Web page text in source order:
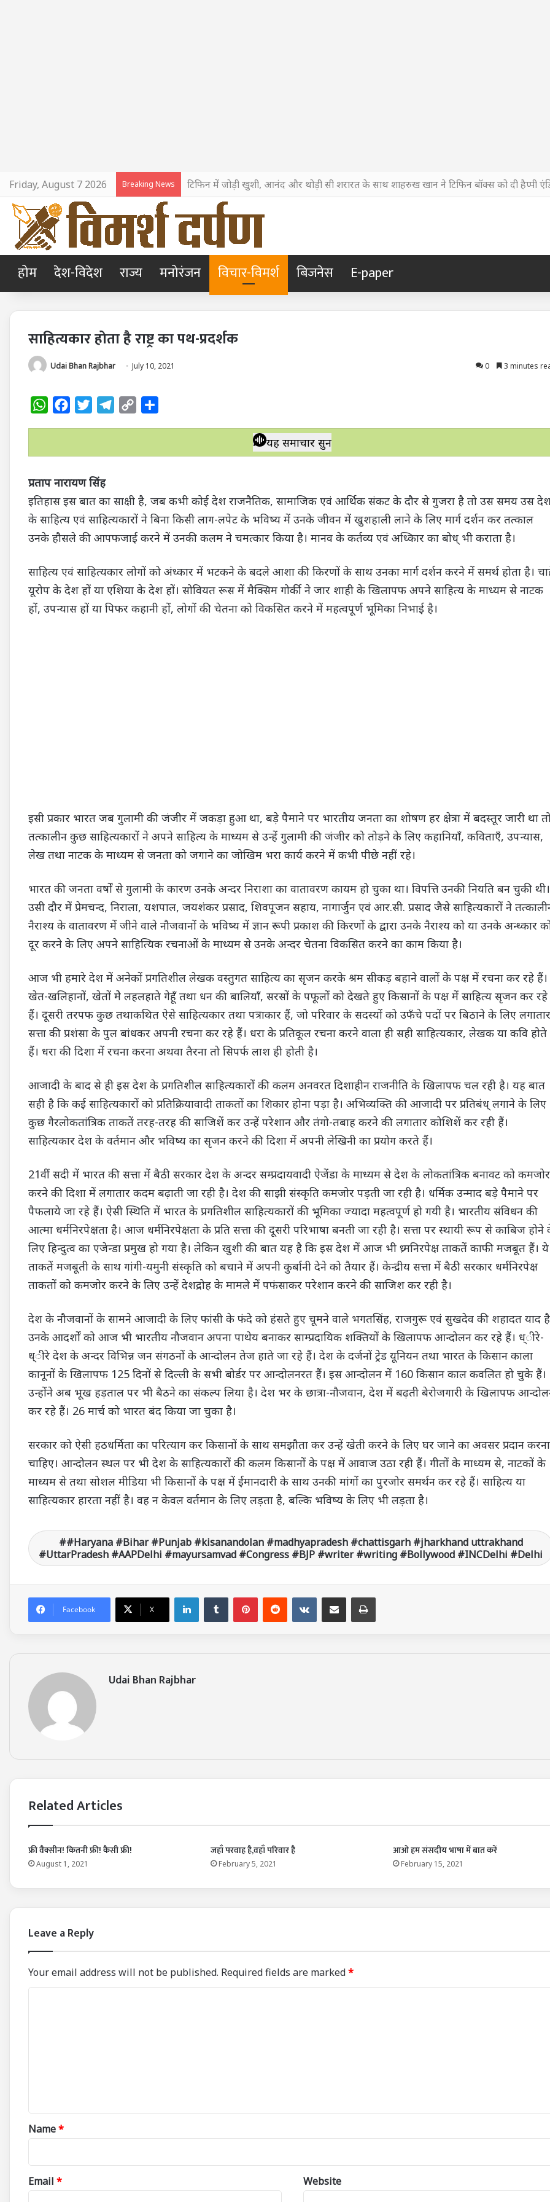
Friday, August 7 2026 Breaking News टिफिन में जोड़ी खुशी, आनंद और थोड़ी सी शरारत के साथ शाहरुख खान ने टिफिन बॉक्स को दी हैप्पी
होम देश-विदेश राज्य मनोरंजन विचार-विमर्श बिजनेस E-paper
साहित्यकार होता है राष्ट्र का पथ-प्रदर्शक
Udai Bhan Rajbhar July 10, 2021 0 3 minutes
W
t
A
p
p
e
o
o
k
t
t
e
r
e
a
m
y
n
k
r
यह समाचार सुनें
प्रताप नारायण सिंह
इतिहास इस बात का साक्षी है, जब कभी कोई देश राजनैतिक, सामाजिक एवं आर्थिक संकट के दौर से गुजरा है तो उस समय उस
के साहित्य एवं साहित्यकारों ने बिना किसी लाग-लपेट के भविष्य में उनके जीवन में खुशहाली लाने के लिए मार्ग दर्शन कर तत्काल
उनके हौसले की आपफजाई करने में उनकी कलम ने चमत्कार किया है। मानव के कर्तव्य एवं अध्किार का बोध् भी कराता है।
साहित्य एवं साहित्यकार लोगों को अंध्कार में भटकने के बदले आशा की किरणों के साथ उनका मार्ग दर्शन करने में समर्थ होता है।
यूरोप के देश हों या एशिया के देश हों। सोवियत रूस में मैक्सिम गोर्की ने जार शाही के खिलापफ अपने साहित्य के माध्यम से नाटक
हों, उपन्यास हों या पिफर कहानी हों, लोगों की चेतना को विकसित करने में महत्वपूर्ण भूमिका निभाई है।
इसी प्रकार भारत जब गुलामी की जंजीर में जकड़ा हुआ था, बड़े पैमाने पर भारतीय जनता का शोषण हर क्षेत्रा में बदस्तूर जारी था
तत्कालीन कुछ साहित्यकारों ने अपने साहित्य के माध्यम से उन्हें गुलामी की जंजीर को तोड़ने के लिए कहानियाँ, कविताएँ, उपन्यास,
लेख तथा नाटक के माध्यम से जनता को जगाने का जोखिम भरा कार्य करने में कभी पीछे नहीं रहे।
भारत की जनता वर्षों से गुलामी के कारण उनके अन्दर निराशा का वातावरण कायम हो चुका था। विपत्ति उनकी नियति बन चुकी थी।
उसी दौर में प्रेमचन्द, निराला, यशपाल, जयशंकर प्रसाद, शिवपूजन सहाय, नागार्जुन एवं आर.सी. प्रसाद जैसे साहित्यकारों ने
नैराश्य के वातावरण में जीने वाले नौजवानों के भविष्य में ज्ञान रूपी प्रकाश की किरणों के द्वारा उनके नैराश्य को या उनके अन्ध्कार
दूर करने के लिए अपने साहित्यिक रचनाओं के माध्यम से उनके अन्दर चेतना विकसित करने का काम किया है।
आज भी हमारे देश में अनेकों प्रगतिशील लेखक वस्तुगत साहित्य का सृजन करके श्रम सीकड़ बहाने वालों के पक्ष में रचना कर रहे हैं।
खेत-खलिहानों, खेतों मेे लहलहाते गेहूँ तथा धन की बालियाँ, सरसों के पफूलों को देखते हुए किसानों के पक्ष में साहित्य सृजन कर रहे
हैं। दूसरी तरपफ कुछ तथाकथित ऐसे साहित्यकार तथा पत्राकार हैं, जो परिवार के सदस्यों को उफँचे पदों पर बिठाने के लिए लगातार
सत्ता की प्रशंसा के पुल बांधकर अपनी रचना कर रहे हैं। धरा के प्रतिकूल रचना करने वाला ही सही साहित्यकार, लेखक या कवि होते
हैं। धरा की दिशा में रचना करना अथवा तैरना तो सिपर्फ लाश ही होती है।
आजादी के बाद से ही इस देश के प्रगतिशील साहित्यकारों की कलम अनवरत दिशाहीन राजनीति के खिलापफ चल रही है। यह बात
सही है कि कई साहित्यकारों को प्रतिक्रियावादी ताकतों का शिकार होना पड़ा है। अभिव्यक्ति की आजादी पर प्रतिबंध् लगाने के लिए
कुछ गैरलोकतांत्रिक ताकतें तरह-तरह की साजिशें कर उन्हें परेशान और तंगो-तबाह करने की लगातार कोशिशें कर रही हैं।
साहित्यकार देश के वर्तमान और भविष्य का सृजन करने की दिशा में अपनी लेखिनी का प्रयोग करते हैं।
21वीं सदी में भारत की सत्ता में बैठी सरकार देश के अन्दर सम्प्रदायवादी ऐजेंडा के माध्यम से देश के लोकतांत्रिक बनावट को कमजोर
करने की दिशा में लगातार कदम बढ़ाती जा रही है। देश की साझी संस्कृति कमजोर पड़ती जा रही है। धर्मिक उन्माद बड़े पैमाने पर
पैफलाये जा रहे हैं। ऐसी स्थिति में भारत के प्रगतिशील साहित्यकारों की भूमिका ज्यादा महत्वपूर्ण हो गयी है। भारतीय संविधन की
आत्मा धर्मनिरपेक्षता है। आज धर्मनिरपेक्षता के प्रति सत्ता की दूसरी परिभाषा बनती जा रही है। सत्ता पर स्थायी रूप से काबिज होने
लिए हिन्दुत्व का एजेन्डा प्रमुख हो गया है। लेकिन खुशी की बात यह है कि इस देश में आज भी ध्र्मनिरपेक्ष ताकतें काफी मजबूत हैं। ये
ताकतें मजबूती के साथ गांगी-यमुनी संस्कृति को बचाने में अपनी कुर्बानी देने को तैयार हैं। केन्द्रीय सत्ता में बैठी सरकार धर्मनिरपेक्ष
ताकतों को कमजोर करने के लिए उन्हें देशद्रोह के मामले में पफंसाकर परेशान करने की साजिश कर रही है।
देश के नौजवानों के सामने आजादी के लिए फांसी के फंदे को हंसते हुए चूमने वाले भगतसिंह, राजगुरू एवं सुखदेव की शहादत याद
उनके आदर्शों को आज भी भारतीय नौजवान अपना पाथेय बनाकर साम्प्रदायिक शक्तियों के खिलापफ आन्दोलन कर रहे हैं। ध्ीरे-
ध्ीरे देश के अन्दर विभिन्न जन संगठनों के आन्दोलन तेज हाते जा रहे हैं। देश के दर्जनों ट्रेड यूनियन तथा भारत के किसान काला
कानूनों के खिलापफ 125 दिनों से दिल्ली के सभी बोर्डर पर आन्दोलनरत हैं। इस आन्दोलन में 160 किसान काल कवलित हो चुके हैं।
उन्होंने अब भूख हड़ताल पर भी बैठने का संकल्प लिया है। देश भर के छात्रा-नौजवान, देश में बढ़ती बेरोजगारी के खिलापफ
कर रहे हैं। 26 मार्च को भारत बंद किया जा चुका है।
सरकार को ऐसी हठधर्मिता का परित्याग कर किसानों के साथ समझौता कर उन्हें खेती करने के लिए घर जाने का अवसर प्रदान करना
चाहिए। आन्दोलन स्थल पर भी देश के साहित्यकारों की कलम किसानों के पक्ष में आवाज उठा रही हैं। गीतों के माध्यम से, नाटकों के
माध्यम से तथा सोशल मीडिया भी किसानों के पक्ष में ईमानदारी के साथ उनकी मांगों का पुरजोर समर्थन कर रहे हैं। साहित्य या
साहित्यकार हारता नहीं है। वह न केवल वर्तमान के लिए लड़ता है, बल्कि भविष्य के लिए भी लड़ता है।
#Haryana #Bihar #Punjab #kisanandolan #madhyapradesh #chattisgarh #jharkhand uttrakhand
#UttarPradesh #AAPDelhi #mayursamvad #Congress #BJP #writer #writing #Bollywood #INCDelhi #Delhi
Facebook X
LinkedIn VKontakte
Udai Bhan Rajbhar
Related Articles
फ्री वैक्सीन! कितनी फ्री! कैसी फ्री!
August 1, 2021
जहाँ परवाह है,वहाँ परिवार है
February 5, 2021
आओ हम संसदीय भाषा में बात करें
February 15, 2021
Leave a Reply
Your email address will not be published. Required fields are marked*
*
Name*
Email * Website